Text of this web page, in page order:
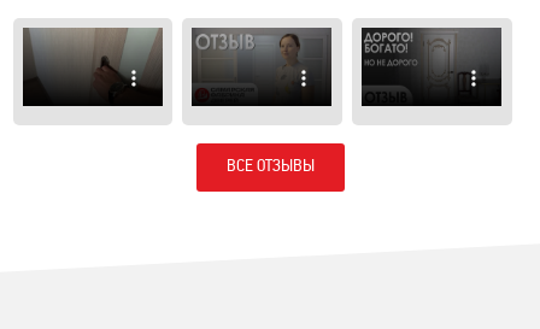
ВСЕ ОТЗЫВЫ